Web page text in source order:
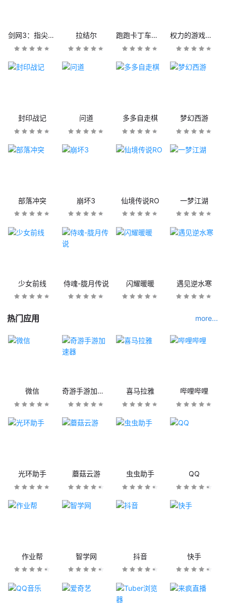
剑网3：指尖江湖 拉结尔 跑跑卡丁车官方竞速版 权力的游戏：凛冬将至
封印战记 问道 多多自走棋 梦幻西游
部落冲突 崩坏3 仙境传说RO 一梦江湖
少女前线 侍魂-胧月传说 闪耀暖暖 遇见逆水寒
热门应用 more...
微信 奇游手游加速器 喜马拉雅 哔哩哔哩
光环助手 蘑菇云游 虫虫助手 QQ
作业帮 智学网 抖音 快手